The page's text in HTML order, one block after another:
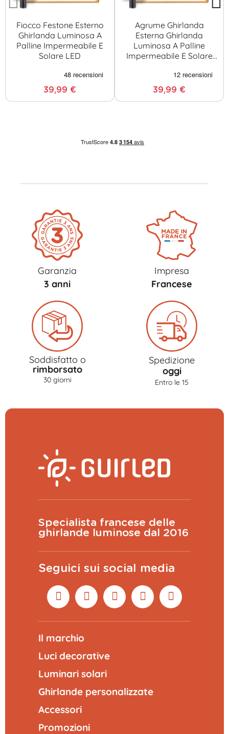
Fiocco Festone Esterno
Ghirlanda Luminosa A
Palline Impermeabile E
Solare LED
39,99 €
Agrume Ghirlanda
Esterna Ghirlanda
Luminosa A Palline
Impermeabile E Solare
39,99 €
Garanzia
3 anni
Impresa
Francese
Soddisfatto o
rimborsato
30 giorni
Spedizione
oggi
Entro le 15
Specialista francese delle
ghirlande luminose dal 2016
Seguici sui social media
Il marchio
Luci decorative
Luminari solari
Ghirlande personalizzate
Accessori
Promozioni